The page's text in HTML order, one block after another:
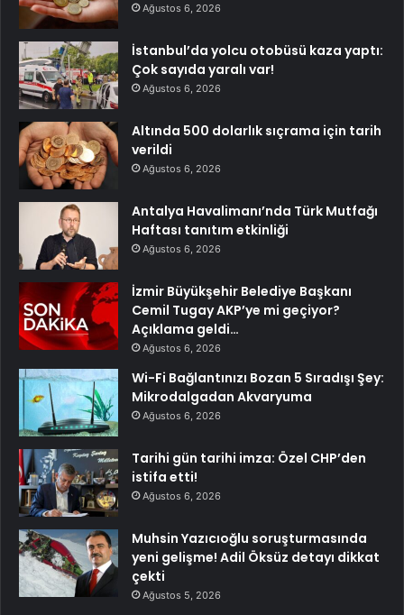
Ağustos 6, 2026
İstanbul’da yolcu otobüsü kaza yaptı:
Çok sayıda yaralı var!
Ağustos 6, 2026
Altında 500 dolarlık sıçrama için tarih
verildi
Ağustos 6, 2026
Antalya Havalimanı’nda Türk Mutfağı
Haftası tanıtım etkinliği
Ağustos 6, 2026
İzmir Büyükşehir Belediye Başkanı
Cemil Tugay AKP’ye mi geçiyor?
Açıklama geldi…
Ağustos 6, 2026
Wi-Fi Bağlantınızı Bozan 5 Sıradışı Şey:
Mikrodalgadan Akvaryuma
Ağustos 6, 2026
Tarihi gün tarihi imza: Özel CHP’den
istifa etti!
Ağustos 6, 2026
Muhsin Yazıcıoğlu soruşturmasında
yeni gelişme! Adil Öksüz detayı dikkat
çekti
Ağustos 5, 2026